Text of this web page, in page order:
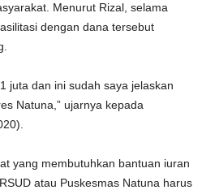
Menurut Rizal, selama
dengan dana tersebut
juta dan ini sudah saya jelaskan
Natuna,” ujarnya kepada
yang membutuhkan bantuan iuran
atau Puskesmas Natuna harus